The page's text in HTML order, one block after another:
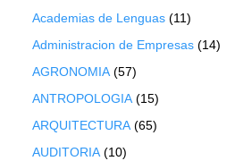
Academias de Lenguas (11)
Administracion de Empresas (14)
AGRONOMIA (57)
ANTROPOLOGIA (15)
ARQUITECTURA (65)
AUDITORIA (10)